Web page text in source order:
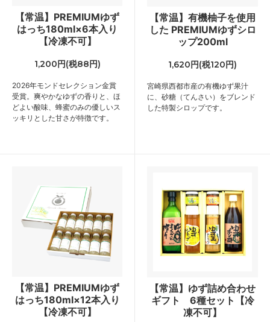
【常温】PREMIUMゆず
はっち180ml×6本入り
【冷凍不可】
1,200円(税88円)
2026年モンドセレクション金賞
受賞。爽やかなゆずの香りと、ほ
どよい酸味、蜂蜜のみの優しいス
ッキリとした甘さが特徴です。
【常温】有機柚子を使用
した PREMIUMゆずシロ
ップ200ml
1,620円(税120円)
宮崎県西都市産の有機ゆず果汁
に、砂糖（てんさい）をブレンド
した特製シロップです。
【常温】PREMIUMゆず
はっち180ml×12本入り
【冷凍不可】
【常温】ゆず詰め合わせ
ギフト 6種セット【冷
凍不可】